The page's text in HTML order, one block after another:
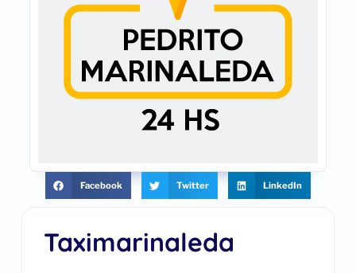
Taximarinaleda
Facebook Twitter LinkedIn